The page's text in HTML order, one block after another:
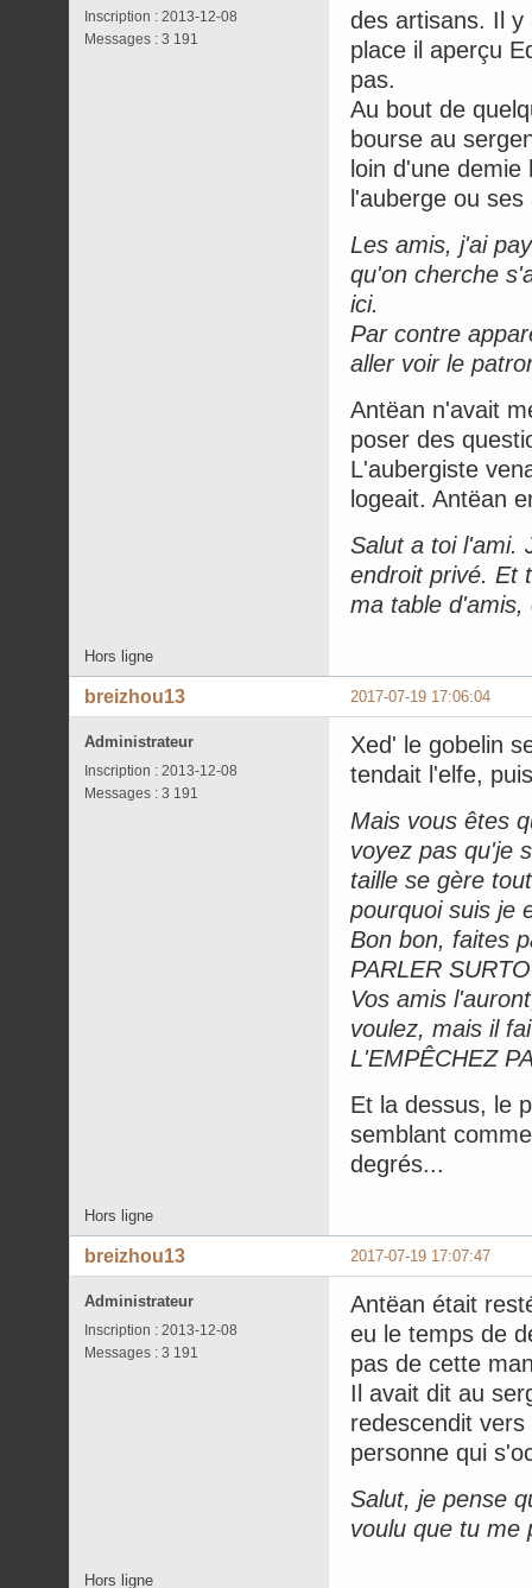
Inscription : 2013-12-08
Messages : 3 191
des artisans. Il y
place il aperçu
pas.
Au bout de
bourse au
loin d'une demie
l'auberge ou
Les amis, j'ai
qu'on cherche
ici.
Par contre
aller voir le
Antëan n'avait
poser des
L'aubergiste
logeait. Antëan
Salut a toi l'ami.
endroit privé. Et
ma table d'amis,
Hors ligne
2017-07-19 17:06:04
breizhou13
Administrateur
Inscription : 2013-12-08
Messages : 3 191
Xed' le gobelin
tendait l'elfe,
Mais vous êtes
voyez pas qu'je
taille se gère
pourquoi suis je
Bon bon, faites
PARLER
Vos amis
voulez, mais il
L'EMPÊCHEZ
Et la dessus, le
semblant
degrés...
Hors ligne
2017-07-19 17:07:47
breizhou13
Administrateur
Inscription : 2013-12-08
Messages : 3 191
Antëan était
eu le temps de
pas de cette
Il avait dit au
redescendit
personne qui
Salut, je pense
voulu que tu me
Hors ligne